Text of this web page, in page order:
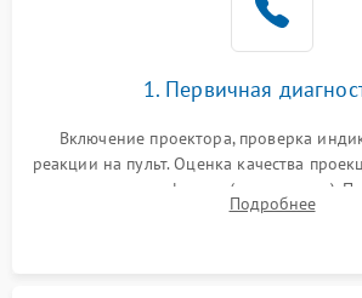
автоматическая коррекция
трапеции (Keystone)
Проблемы с
масштабированием
1. Первичная
Включение проектора, проверка
реакции на пульт. Оценка качества
наличия артефактов (точки, пятна).
системы охлаждения по уровню шума
Подробнее